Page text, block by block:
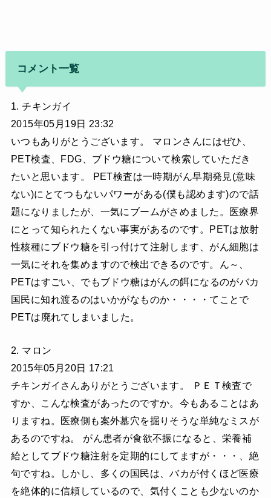
コメント一覧
1. チキンガイ
2015年05月19日 23:32
いつもありがとうございます。 マロンさんにはぜひ、
PET検査、FDG、ブドウ糖について検索していただき
たいと思います。 PET検査は一時期がん早期発見(意味
ない)にとてつもないパワーがある(僕も認めます)ので話
題になりましたが、一気にブームがさめました。医療界
にとって知られたくない事実があるのです。PETは放射
性核種にブドウ糖を引っ付けて注射します、がん細胞は
一気にそれを集めますので検出できるのです。ん～、
PETはすごい、でもブドウ糖はがんの餌になるのがバカ
国民に知れ渡るのはいかがなものか・・・・てことで
PETは廃れてしまいました。
2. マロン
2015年05月20日 17:21
チキンガイさんありがとうございます。 ＰＥＴ検査で
すか、こんな検査があったのですか。今もあることはあ
りますね。医療側も案外墓穴を掘りそうな単純なミスが
あるのですね。 がん患者が食欲不振になると、栄養補
給としてブドウ糖注射を定期的にしてますが・・・、絶
句ですね。しかし、多くの国民は、バカが付くほど医療
を絶体的に信頼しているので、気付くことも少ないのか